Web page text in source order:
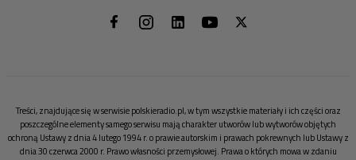
Treści, znajdujące się w serwisie polskieradio.pl, w tym wszystkie materiały i ich części oraz
poszczególne elementy samego serwisu mają charakter utworów lub wytworów objętych
ochroną Ustawy z dnia 4 lutego 1994 r. o prawie autorskim i prawach pokrewnych lub Ustawy z
dnia 30 czerwca 2000 r. Prawo własności przemysłowej. Prawa o których mowa w zdaniu